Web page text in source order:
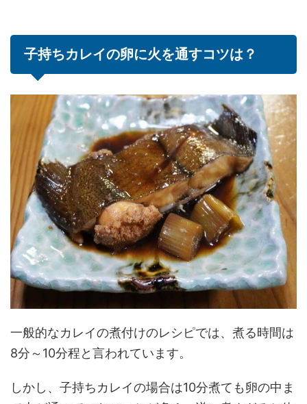
子持ちカレイの卵に火を通すコツは？
一般的なカレイの煮付けのレシピでは、煮る時間は
8分～10分程と言われています。
しかし、子持ちカレイの場合は10分煮ても卵の中ま